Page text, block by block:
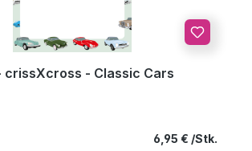
crissXcross - Classic Cars
Regulärer
6,95 €